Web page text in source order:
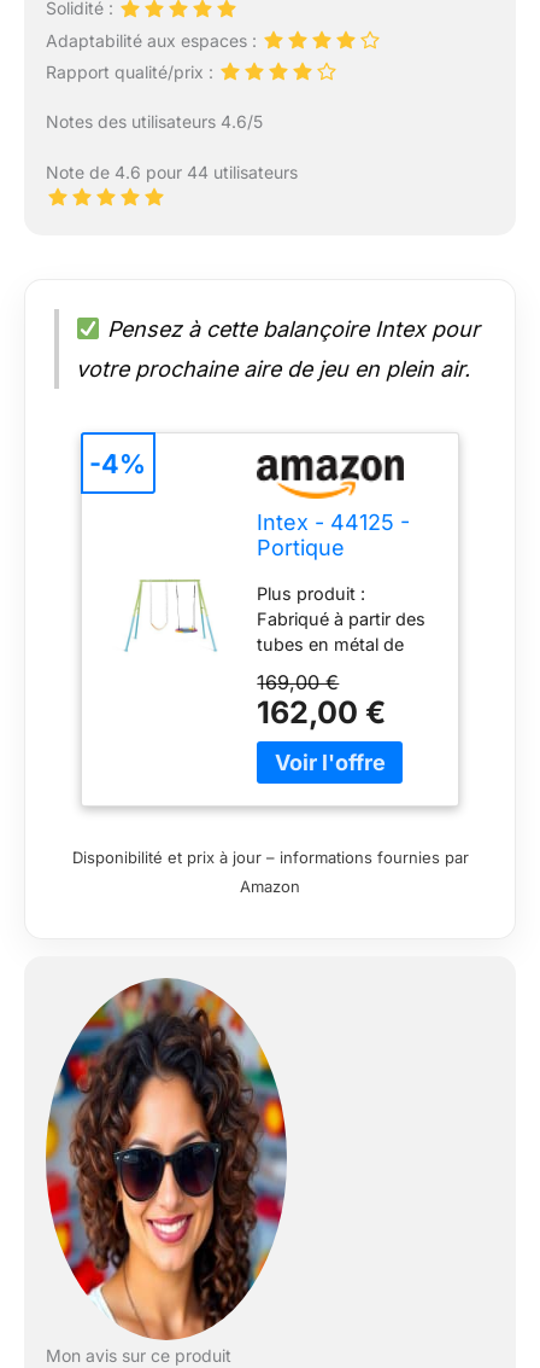
Solidité :
Adaptabilité aux espaces :
Rapport qualité/prix :
Notes des utilisateurs 4.6/5
Note de 4.6 pour 44 utilisateurs
Pensez à cette balançoire Intex pour
votre prochaine aire de jeu en plein air.
Intex - 44125 -
Portique
Agrès Nid
D'oiseau
Balançoire
Couleurs
Plus produit :
Fabriqué à partir des
tubes en métal de
tubulaires Âge : 3-10
ans 2 agrès : 1
balançoire + 1 nid
d'oiseau Chaînes en
169,00 €
162,00 €
-4%
Disponibilité et prix à jour – informations fournies par
Amazon
Mon avis sur ce produit